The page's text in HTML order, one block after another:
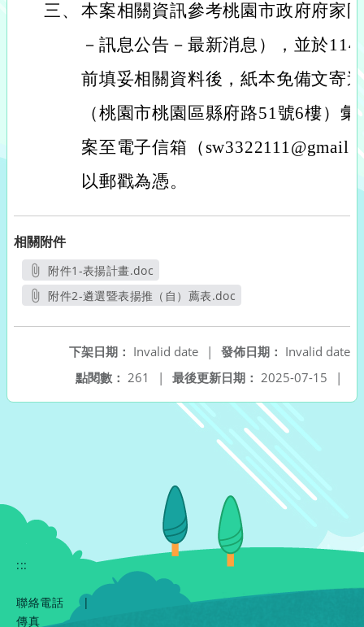
三、 本案相關資訊參考桃園市政府府家
－訊息公告－最新消息），並於
前填妥相關資料後，紙本免備文寄
（桃園市桃園區縣府路51號6樓）
案至電子信箱（
以郵戳為憑。
相關附件
附件1-表揚計畫.doc
另開新視窗
附件2-遴選暨表揚推（自）薦表.doc
發佈日期： Invalid date
下架日期： Invalid date
|
最後更新日期： 2025-07-15 |
點閱數： 261 |
:::
聯絡電話
|
傳真